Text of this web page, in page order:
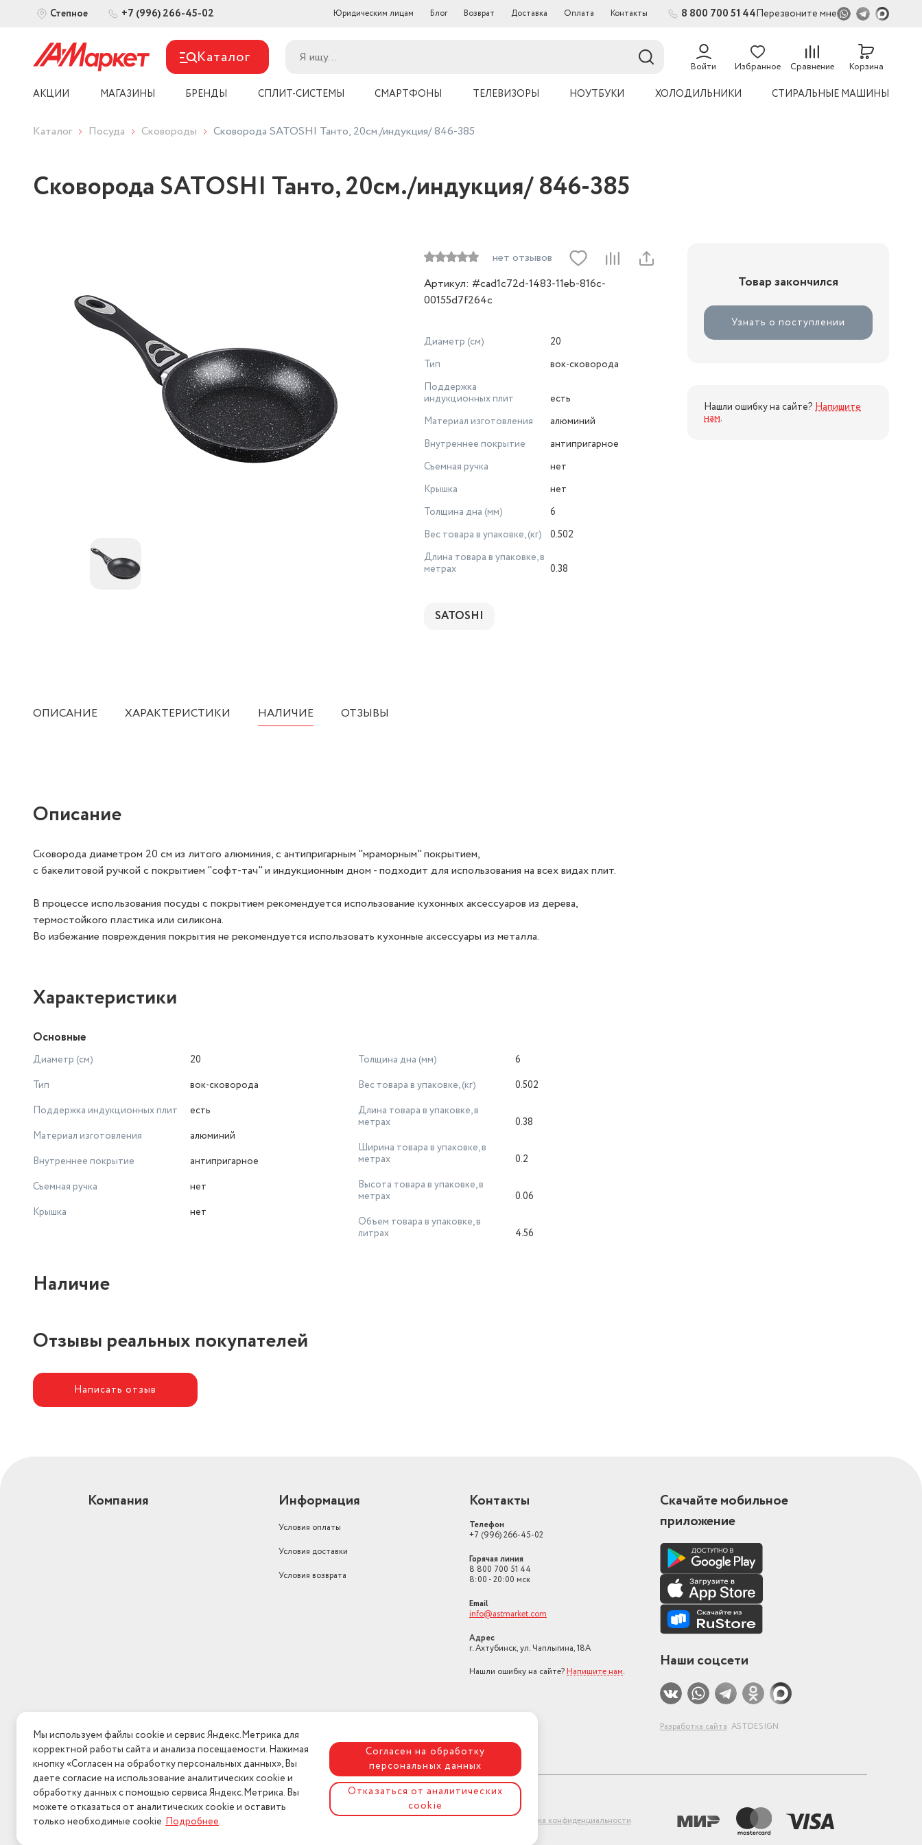
Степное +7 (996) 266-45-02 Юридическим лицам Блог Возврат Доставка Оплата Контакты 8 800 700 51 44Перезвоните мне
Каталог Войти Избранное Сравнение Корзина
АКЦИИ МАГАЗИНЫ БРЕНДЫ СПЛИТ-СИСТЕМЫ СМАРТФОНЫ ТЕЛЕВИЗОРЫ НОУТБУКИ ХОЛОДИЛЬНИКИ СТИРАЛЬНЫЕ МАШИНЫ
Каталог Посуда Сковороды Сковорода SATOSHI Танто, 20см./индукция/ 846-385
Сковорода SATOSHI Танто, 20см./индукция/ 846-385
нет отзывов
Артикул: #cad1c72d-1483-11eb-816c-
00155d7f264c
Диаметр (см)
20
Тип
вок-сковорода
Поддержка
индукционных плит
есть
Материал изготовления
алюминий
Внутреннее покрытие
антипригарное
Съемная ручка
нет
Крышка
нет
Толщина дна (мм)
6
Вес товара в упаковке, (кг)
0.502
Длина товара в упаковке, в
метрах
0.38
SATOSHI
Товар закончился
Узнать о поступлении
Нашли ошибку на сайте? Напишите
нам.
ОПИСАНИЕ ХАРАКТЕРИСТИКИ НАЛИЧИЕ ОТЗЫВЫ
Описание
Сковорода диаметром 20 см из литого алюминия, с антипригарным "мраморным" покрытием,
с бакелитовой ручкой с покрытием "софт-тач" и индукционным дном - подходит для использования на всех видах плит.
В процессе использования посуды с покрытием рекомендуется использование кухонных аксессуаров из дерева,
термостойкого пластика или силикона.
Во избежание повреждения покрытия не рекомендуется использовать кухонные аксессуары из металла.
Характеристики
Основные
Диаметр (см)
20
Тип
вок-сковорода
Поддержка индукционных плит
есть
Материал изготовления
алюминий
Внутреннее покрытие
антипригарное
Съемная ручка
нет
Крышка
нет
Толщина дна (мм)
6
Вес товара в упаковке, (кг)
0.502
Длина товара в упаковке, в
метрах
0.38
Ширина товара в упаковке, в
метрах
0.2
Высота товара в упаковке, в
метрах
0.06
Объем товара в упаковке, в
литрах
4.56
Наличие
Отзывы реальных покупателей
Написать отзыв
Компания Информация
Условия оплаты
Условия доставки
Условия возврата
Контакты
Телефон
+7 (996) 266-45-02
Горячая линия
8 800 700 51 44
8:00 - 20:00 мск
Email
info@astmarket.com
Адрес
г. Ахтубинск, ул. Чаплыгина, 18А
Нашли ошибку на сайте? Напишите нам.
Скачайте мобильное
приложение
Наши соцсети
Разработка сайта ASTDESIGN
Политика конфиденциальности
Мы используем файлы cookie и сервис Яндекс.Метрика для
корректной работы сайта и анализа посещаемости. Нажимая
кнопку «Согласен на обработку персональных данных», Вы
даете согласие на использование аналитических cookie и
обработку данных с помощью сервиса Яндекс.Метрика. Вы
можете отказаться от аналитических cookie и оставить
только необходимые cookie.Подробнее.
Согласен на обработку
персональных данных
Отказаться от аналитических
cookie